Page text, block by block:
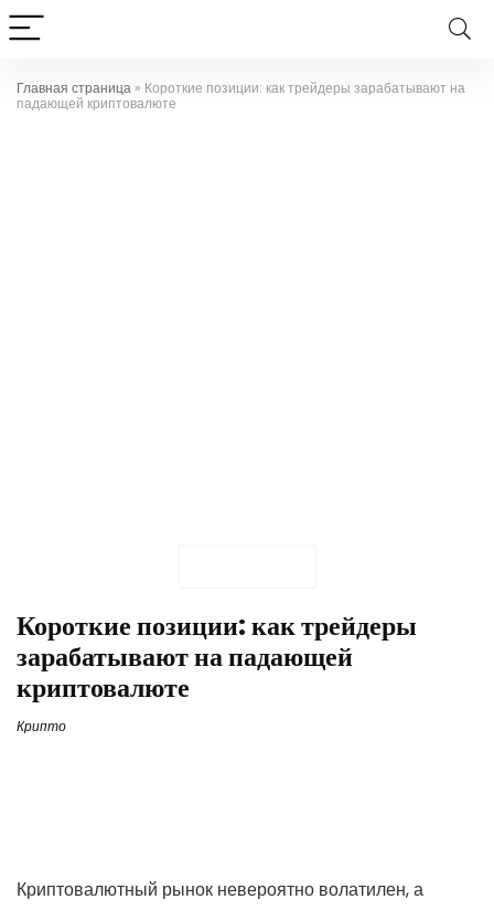
Главная страница » Короткие позиции: как трейдеры зарабатывают на
падающей криптовалюте
Короткие позиции: как трейдеры
зарабатывают на падающей
криптовалюте
Крипто
Криптовалютный рынок невероятно волатилен, а